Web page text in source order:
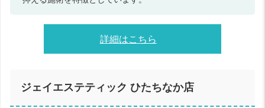
詳細はこちら
ジェイエステティック ひたちなか店